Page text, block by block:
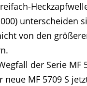
unterscheiden
von den
der Serie MF
neue MF 5709 S